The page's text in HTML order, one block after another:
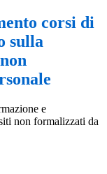
corsi di
sulla
e
non formalizzati da